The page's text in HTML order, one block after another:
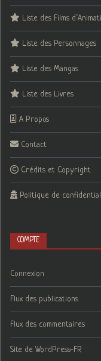
Liste des Films
Liste des Personnages
Liste des Mangas
Liste des Livres
A Propos
Contact
Crédits et Copyright
Politique de
COMPTE
Connexion
Flux des publications
Flux des commentaires
Site de WordPress-FR